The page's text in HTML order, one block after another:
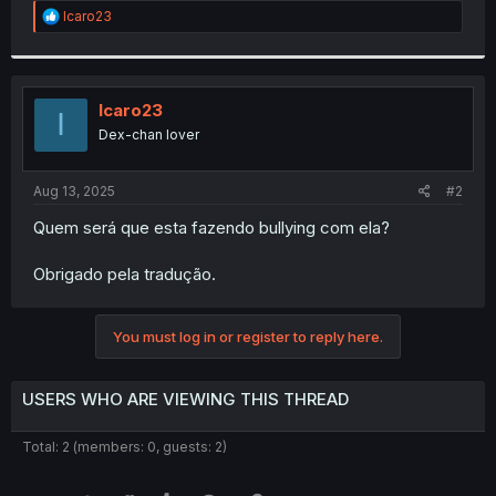
R
e
t
i
n
s
:
Icaro23
I Icaro23
Dex-chan lover
Aug 13, 2025 #2
Quem será que esta fazendo bullying com ela?
Obrigado pela tradução.
You must log in or register to reply here.
USERS WHO ARE VIEWING THIS THREAD
Total: 2 (members: 0, guests: 2)